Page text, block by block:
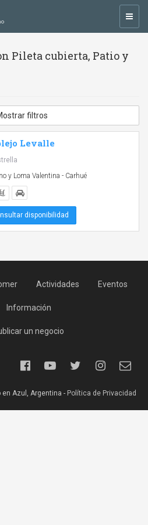
Pileta cubierta, Patio y
filtros
Levalle
y Loma Valentina - Carhué
disponibilidad
Actividades Eventos
Información
un negocio
Azul, Argentina - Política de Privacidad